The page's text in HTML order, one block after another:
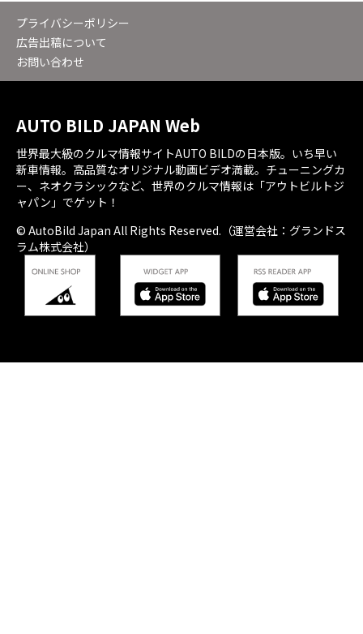
プライバシーポリシー
広告出稿について
お問い合わせ
AUTO BILD JAPAN Web
世界最大級のクルマ情報サイトAUTO BILDの日本版。いち早い
新車情報。高品質なオリジナル動画ビデオ満載。チューニングカ
ー、ネオクラシックなど、世界のクルマ情報は「アウトビルトジ
ャパン」でゲット！
© AutoBild Japan All Rights Reserved.（運営会社：グランドス
ラム株式会社）